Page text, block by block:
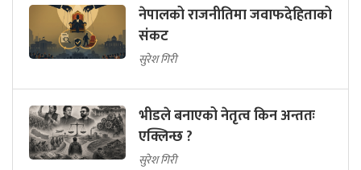
नेपालको राजनीतिमा जवाफदेहिताको
संकट
सुरेश गिरी
भीडले बनाएको नेतृत्व किन अन्ततः
एक्लिन्छ ?
सुरेश गिरी